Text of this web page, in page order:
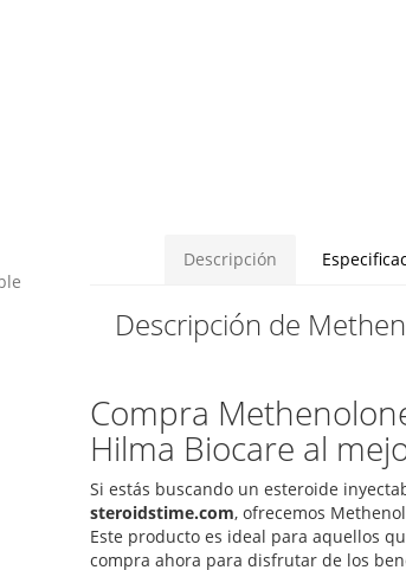
Descripción
Descripción de
Compra
Hilma Biocare al
Si estás buscando un esteroide
steroidstime.com, ofrecemos
Este producto es ideal para aquellos
compra ahora para disfrutar de los